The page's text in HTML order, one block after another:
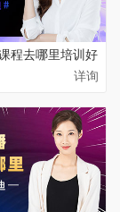
程去哪里培训好
详询